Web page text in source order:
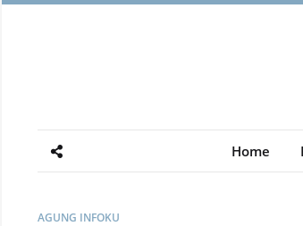
Home
AGUNG INFOKU